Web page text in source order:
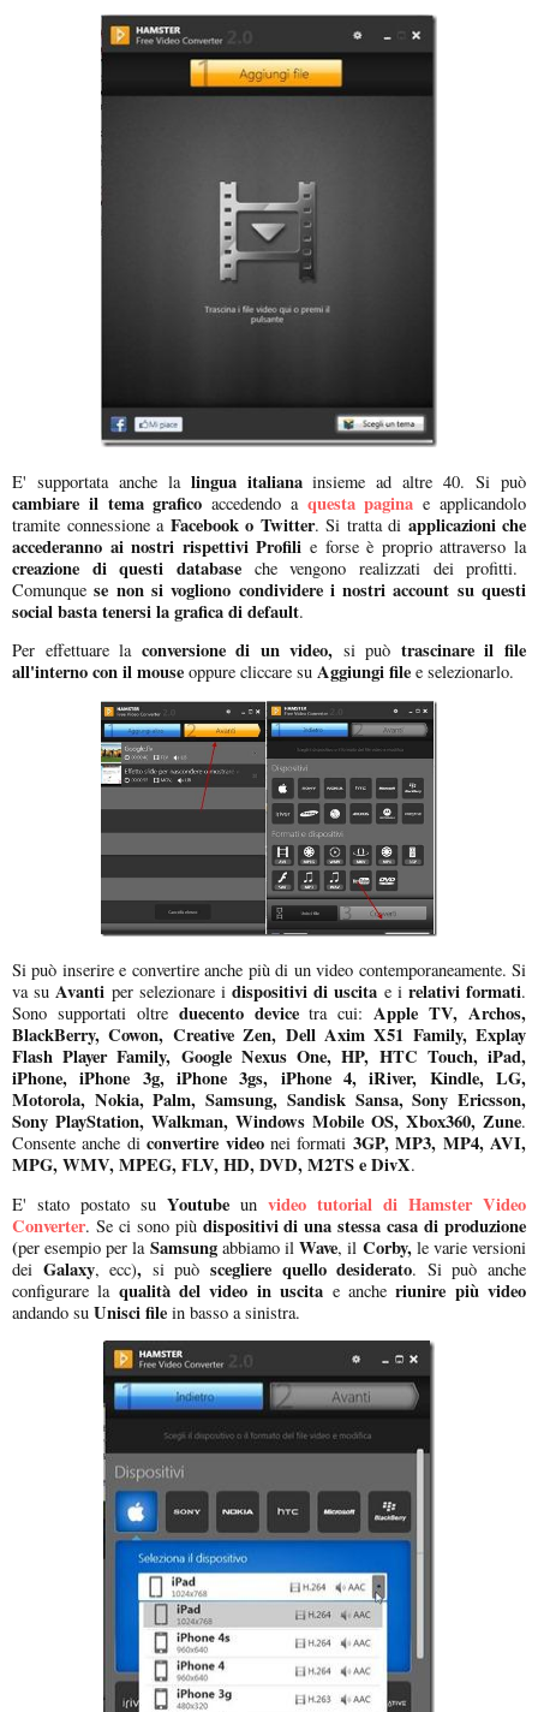
E' supportata anche la lingua italianainsieme ad altre 40. Si può
cambiare il tema grafico accedendo a questa pagina e applicandolo
tramite connessione a Facebook o Twitter. Si tratta di applicazioni che
accederanno ai nostri rispettivi Profili e forse è proprio attraverso la
creazione di questi database che vengono realizzati dei profitti.
Comunquese non si vogliono condividere i nostri account su questi
social basta tenersi la grafica di default.
Per effettuare la conversione di un video, si può trascinare il file
all'interno con il mouse oppure cliccare su Aggiungi file e selezionarlo.
Si può inserire e convertire anche più di un video contemporaneamente. Si
va su Avanti per selezionare idispositivi di uscita e i relativi formati.
Sono supportati oltre duecento devicetra cui:Apple TV, Archos,
BlackBerry, Cowon, Creative Zen, Dell Axim X51 Family, Explay
Flash Player Family, Google Nexus One, HP, HTC Touch, iPad,
iPhone, iPhone 3g, iPhone 3gs, iPhone 4, iRiver, Kindle, LG,
Motorola, Nokia, Palm, Samsung, Sandisk Sansa, Sony Ericsson,
Sony PlayStation, Walkman, Windows Mobile OS, Xbox360, Zune.
Consente anche diconvertire videonei formati 3GP, MP3, MP4, AVI,
MPG, WMV, MPEG, FLV, HD, DVD, M2TS e DivX.
E' stato postato su Youtube un video tutorial di Hamster Video
Converter. Se ci sono piùdispositivi di una stessa casa di produzione
(per esempio per la Samsungabbiamo ilWave, il Corby,le varie versioni
dei Galaxy, ecc), si puòscegliere quello desiderato. Si può anche
configurare la qualità del video in uscita e ancheriunire più video
andando su Unisci file in basso a sinistra.